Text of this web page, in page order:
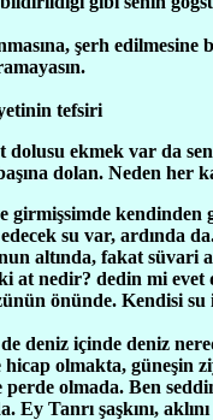
şerh
tefsiri
dolusu ekmek var da
dolan. Neden
girmişsimde
su var, ardında
altında, fakat süvari
at nedir? dedin mi evet
önünde. Kendisi
deniz içinde deniz
hicap olmakta, güneşin
olmada. Ben
Ey Tanrı şaşkını,